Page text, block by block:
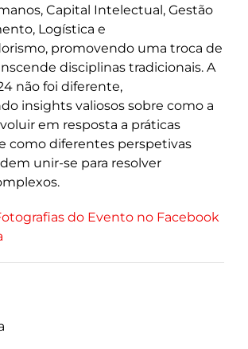
Capital Intelectual, Gestão
Logística e
promovendo uma troca de
disciplinas tradicionais. A
não foi diferente,
insights valiosos sobre como a
em resposta a práticas
como diferentes perspetivas
unir-se para resolver
do Evento no Facebook